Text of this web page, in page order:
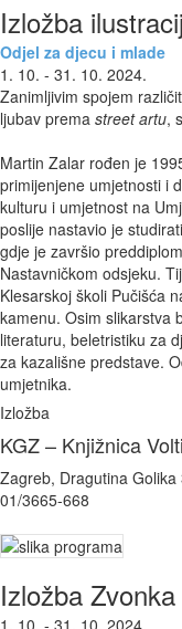
Izložba
Odjel za djecu i mlade
1. 10. - 31. 10. 2024.
Zanimljivim spojem
ljubav prema street artu,
Martin Zalar rođen je
primijenjene umjetnosti i
kulturu i umjetnost na
poslije nastavio je
gdje je završio
Nastavničkom odsjeku.
Klesarskoj školi Pučišća
kamenu. Osim slikarstva
literaturu, beletristiku za
za kazališne predstave.
umjetnika.
Izložba
KGZ – Knjižnica
Zagreb, Dragutina Golika
01/3665-668
Izložba
1. 10. - 31. 10. 2024.